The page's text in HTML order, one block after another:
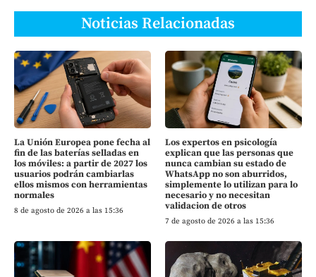
Noticias Relacionadas
La Unión Europea pone fecha al
fin de las baterías selladas en
los móviles: a partir de 2027 los
usuarios podrán cambiarlas
ellos mismos con herramientas
normales
8 de agosto de 2026 a las 15:36
Los expertos en psicología
explican que las personas que
nunca cambian su estado de
WhatsApp no son aburridos,
simplemente lo utilizan para lo
necesario y no necesitan
validacion de otros
7 de agosto de 2026 a las 15:36